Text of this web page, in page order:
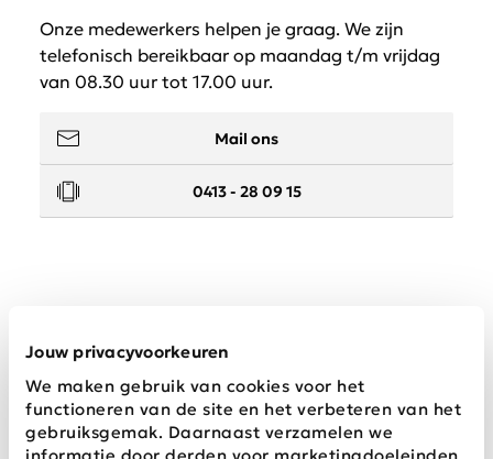
Jouw privacyvoorkeuren
We maken gebruik van cookies voor het
functioneren van de site en het verbeteren van het
gebruiksgemak. Daarnaast verzamelen we
informatie door derden voor marketingdoeleinden.
Onze medewerkers helpen je graag. We zijn
telefonisch bereikbaar op maandag t/m vrijdag
van 08.30 uur tot 17.00 uur.
Mail ons
0413 - 28 09 15
Wij zijn Schijvens mode